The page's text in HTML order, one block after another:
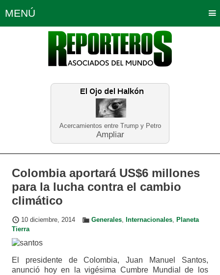
Acercamientos entre Trump y Petro
Ampliar
MENÚ
Política Opinión Bogotá
Planeta Tierra Deportes
Educación Neira
Colombia aportará US$6 millones
para la lucha contra el cambio
climático
10 diciembre, 2014 Generales, Internacionales, Planeta
Tierra
El presidente de Colombia, Juan Manuel Santos,
anunció hoy en la vigésima Cumbre Mundial de los